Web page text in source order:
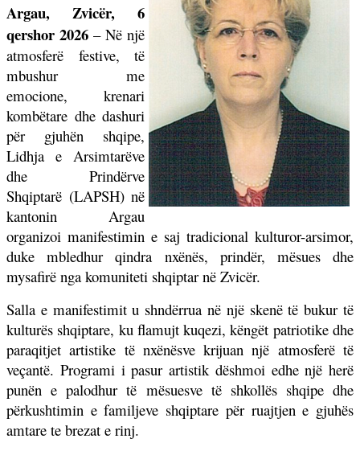
Argau, Zvicër, 6
qershor 2026 – Në një
atmosferë festive, të
mbushur me
emocione, krenari
kombëtare dhe dashuri
për gjuhën shqipe,
Lidhja e Arsimtarëve
dhe Prindërve
Shqiptarë (LAPSH) në
kantonin Argau
organizoi manifestimin e saj tradicional kulturor-arsimor,
duke mbledhur qindra nxënës, prindër, mësues dhe
mysafirë nga komuniteti shqiptar në Zvicër.
Salla e manifestimit u shndërrua në një skenë të bukur të
kulturës shqiptare, ku flamujt kuqezi, këngët patriotike dhe
paraqitjet artistike të nxënësve krijuan një atmosferë të
veçantë. Programi i pasur artistik dëshmoi edhe një herë
punën e palodhur të mësuesve të shkollës shqipe dhe
përkushtimin e familjeve shqiptare për ruajtjen e gjuhës
amtare te brezat e rinj.